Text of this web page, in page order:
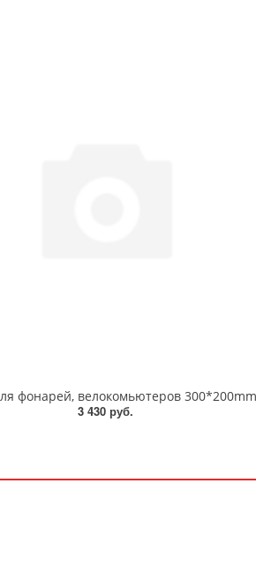
фонарей, велокомьютеров 300*200mm
3 430 руб.